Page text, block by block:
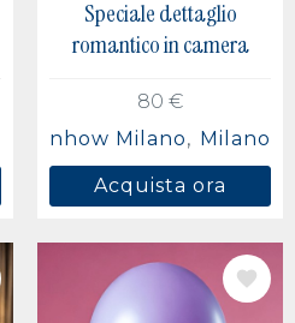
Speciale dettaglio
romantico in camera
80 €
nhow Milano
Milano
Acquista ora
IMMAGINE